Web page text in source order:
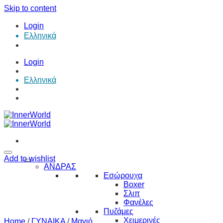
Skip to content
Login
Ελληνικά
Login
Ελληνικά
ΑΝΔΡΑΣ
Εσώρουχα
Boxer
Σλιπ
Φανέλες
Πυζάμες
Χειμερινές
Add to wishlist
Home / ΓΥΝΑΙΚΑ / Μαγιό